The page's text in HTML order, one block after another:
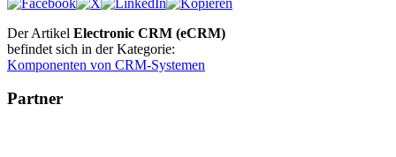
Der Artikel Electronic CRM (eCRM)
befindet sich in der Kategorie:
Komponenten von CRM-Systemen
Partner